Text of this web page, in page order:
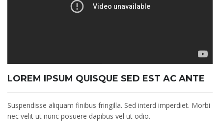
LOREM IPSUM QUISQUE SED EST AC ANTE
Suspendisse aliquam finibus fringilla. Sed interd imperdiet. Morbi
nec velit ut nunc posuere dapibus vel ut odio.